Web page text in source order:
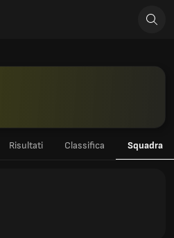
Risultati Classifica Squadra